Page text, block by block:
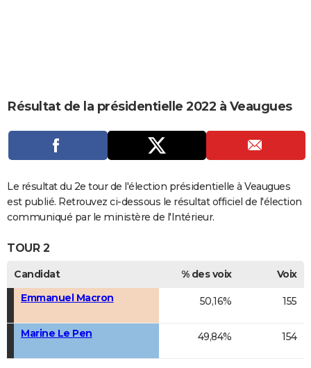
CARTE DE VOEUX
DICTIONNAIRE
Dictionnaire
Biographies
Expressions
Proverbes
PROGRAMME TV
COPAINS D'AVANT
S'inscrire
Se connecter
Lycées
Collèges
Primaires
Universités
Entreprises
Service militaire
Avis de recherche
AVIS DE DÉCÈS
FORUM
Bricolage
Culture
Television
Voyage
Résultat de la présidentielle 2022 à Veaugues
Le résultat du 2e tour de l'élection présidentielle à Veaugues
est publié. Retrouvez ci-dessous le résultat officiel de l'élection
communiqué par le ministère de l'Intérieur.
TOUR 2
Candidat % des voix
Voix
Emmanuel Macron
50,16% 155
Marine Le Pen 49,84% 154